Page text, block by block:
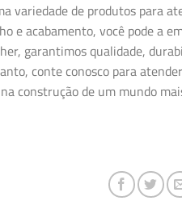
variedade de produtos para
e acabamento, você pode a
garantimos qualidade,
conte conosco para
construção de um mundo